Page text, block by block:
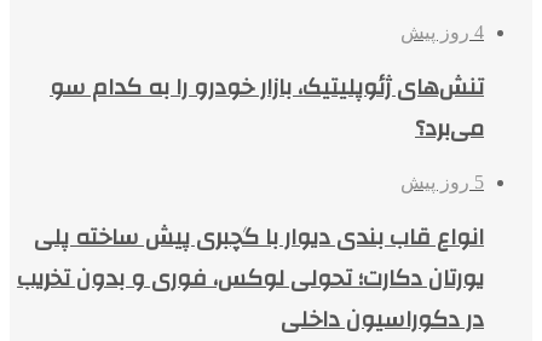
4 روز پیش
تنش‌های ژئوپلیتیک، بازار خودرو را به کدام سو
می‌برد؟
5 روز پیش
انواع قاب بندی دیوار با گچبری پیش ساخته پلی
یورتان دکارت؛ تحولی لوکس، فوری و بدون تخریب
در دکوراسیون داخلی